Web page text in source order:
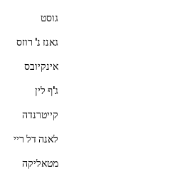
גוסט
גאנז נ' רוזס
אינקיובס
ג'ף לין
קייטרנדה
לאנה דל ריי
מטאליקה